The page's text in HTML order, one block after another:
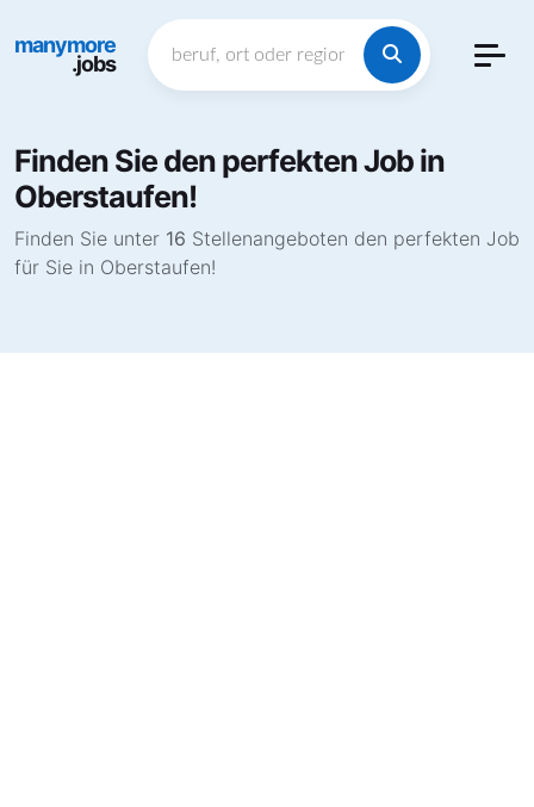
manymore
.jobs
Finden Sie den perfekten Job in
Oberstaufen!
Finden Sie unter 16 Stellenangeboten den perfekten Job
für Sie in Oberstaufen!